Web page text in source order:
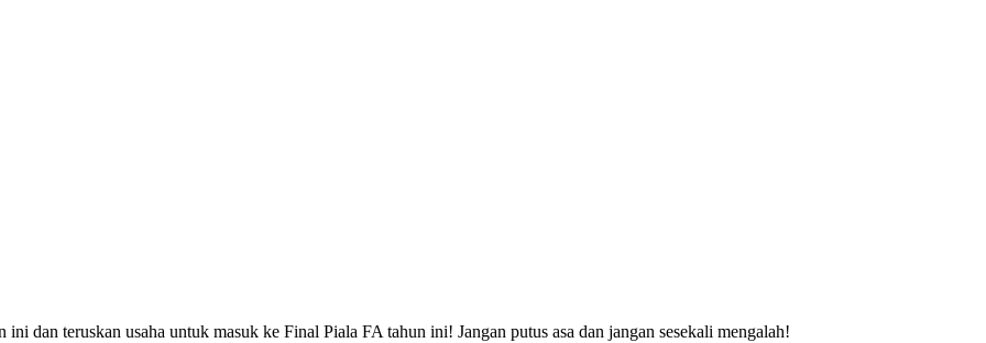
dan teruskan usaha untuk masuk ke Final Piala FA tahun ini! Jangan putus asa dan jangan sesekali mengalah!